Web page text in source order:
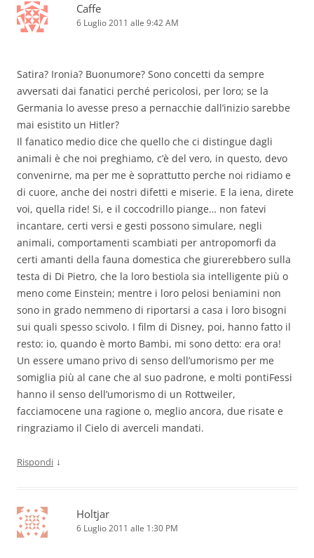
Caffe
6 Luglio 2011 alle 9:42 AM
Satira? Ironia? Buonumore? Sono concetti da sempre
avversati dai fanatici perché pericolosi, per loro; se la
Germania lo avesse preso a pernacchie dall’inizio sarebbe
mai esistito un Hitler?
Il fanatico medio dice che quello che ci distingue dagli
animali è che noi preghiamo, c’è del vero, in questo, devo
convenirne, ma per me è soprattutto perche noi ridiamo e
di cuore, anche dei nostri difetti e miserie. E la iena, direte
voi, quella ride! Si, e il coccodrillo piange… non fatevi
incantare, certi versi e gesti possono simulare, negli
animali, comportamenti scambiati per antropomorfi da
certi amanti della fauna domestica che giurerebbero sulla
testa di Di Pietro, che la loro bestiola sia intelligente più o
meno come Einstein; mentre i loro pelosi beniamini non
sono in grado nemmeno di riportarsi a casa i loro bisogni
sui quali spesso scivolo. I film di Disney, poi, hanno fatto il
resto: io, quando è morto Bambi, mi sono detto: era ora!
Un essere umano privo di senso dell’umorismo per me
somiglia più al cane che al suo padrone, e molti pontiFessi
hanno il senso dell’umorismo di un Rottweiler,
facciamocene una ragione o, meglio ancora, due risate e
ringraziamo il Cielo di averceli mandati.
Rispondi ↓
Holtjar
6 Luglio 2011 alle 1:30 PM